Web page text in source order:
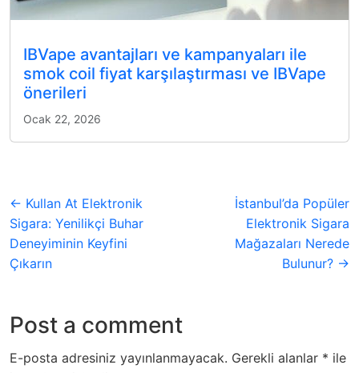
IBVape avantajları ve kampanyaları ile
smok coil fiyat karşılaştırması ve IBVape
önerileri
Ocak 22, 2026
← Kullan At Elektronik
Sigara: Yenilikçi Buhar
Deneyiminin Keyfini
Çıkarın
İstanbul’da Popüler
Elektronik Sigara
Mağazaları Nerede
Bulunur? →
Post a comment
E-posta adresiniz yayınlanmayacak. Gerekli alanlar * ile